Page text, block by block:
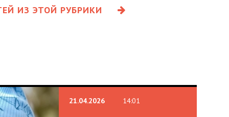
ИЗ ЭТОЙ РУБРИКИ
21.04.2026 14:01